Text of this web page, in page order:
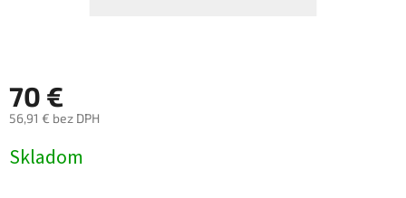
70 €
56,91 € bez DPH
cena:
Skladom